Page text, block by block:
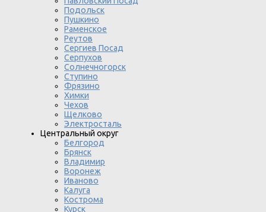
Подольск
Пушкино
Раменское
Реутов
Сергиев Посад
Серпухов
Солнечногорск
Ступино
Фрязино
Химки
Чехов
Щелково
Электросталь
Центральный округ
Белгород
Брянск
Владимир
Воронеж
Иваново
Калуга
Кострома
Курск